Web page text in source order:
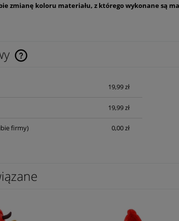
zmianę koloru materiału, z którego wykonane są
19,99 zł
19,99 zł
firmy) 0,00 zł